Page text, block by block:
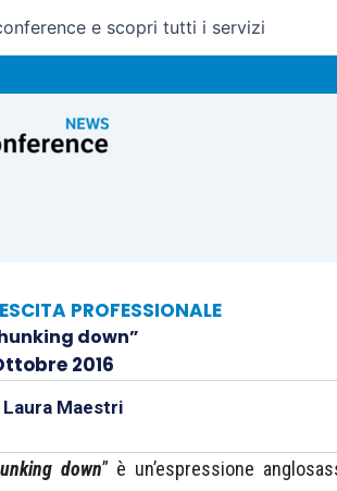
e scopri tutti i servizi
PROFESSIONALE
down”
2016
Laura Maestri
down” è un’espressione